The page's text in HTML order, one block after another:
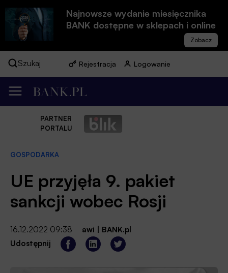
Najnowsze wydanie miesięcznika
BANK dostępne w sklepach i online
Szukaj Rejestracja Logowanie
PARTNER
PORTALU
GOSPODARKA
UE przyjęła 9. pakiet
sankcji wobec Rosji
16.12.2022 09:38 awi
BANK.pl
Udostępnij